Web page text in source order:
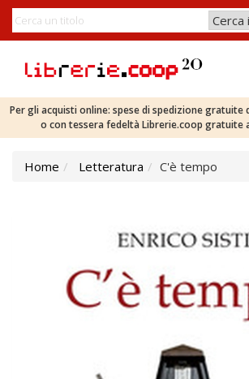
Per gli acquisti online: spese di spedizione gratuite
o con tessera fedeltà Librerie.coop gratuite
Home Letteratura C'è tempo